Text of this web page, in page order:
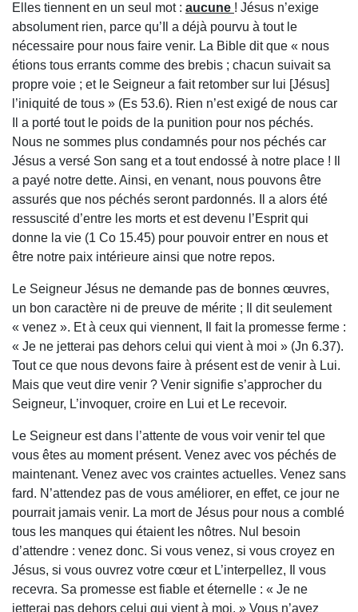
Elles tiennent en un seul mot : aucune ! Jésus n’exige
absolument rien, parce qu’Il a déjà pourvu à tout le
nécessaire pour nous faire venir. La Bible dit que « nous
étions tous errants comme des brebis ; chacun suivait sa
propre voie ; et le Seigneur a fait retomber sur lui [Jésus]
l’iniquité de tous » (Es 53.6). Rien n’est exigé de nous car
Il a porté tout le poids de la punition pour nos péchés.
Nous ne sommes plus condamnés pour nos péchés car
Jésus a versé Son sang et a tout endossé à notre place ! Il
a payé notre dette. Ainsi, en venant, nous pouvons être
assurés que nos péchés seront pardonnés. Il a alors été
ressuscité d’entre les morts et est devenu l’Esprit qui
donne la vie (1 Co 15.45) pour pouvoir entrer en nous et
être notre paix intérieure ainsi que notre repos.
Le Seigneur Jésus ne demande pas de bonnes œuvres,
un bon caractère ni de preuve de mérite ; Il dit seulement
« venez ». Et à ceux qui viennent, Il fait la promesse ferme :
« Je ne jetterai pas dehors celui qui vient à moi » (Jn 6.37).
Tout ce que nous devons faire à présent est de venir à Lui.
Mais que veut dire venir ? Venir signifie s’approcher du
Seigneur, L’invoquer, croire en Lui et Le recevoir.
Le Seigneur est dans l’attente de vous voir venir tel que
vous êtes au moment présent. Venez avec vos péchés de
maintenant. Venez avec vos craintes actuelles. Venez sans
fard. N’attendez pas de vous améliorer, en effet, ce jour ne
pourrait jamais venir. La mort de Jésus pour nous a comblé
tous les manques qui étaient les nôtres. Nul besoin
d’attendre : venez donc. Si vous venez, si vous croyez en
Jésus, si vous ouvrez votre cœur et L’interpellez, Il vous
recevra. Sa promesse est fiable et éternelle : « Je ne
jetterai pas dehors celui qui vient à moi. » Vous n’avez